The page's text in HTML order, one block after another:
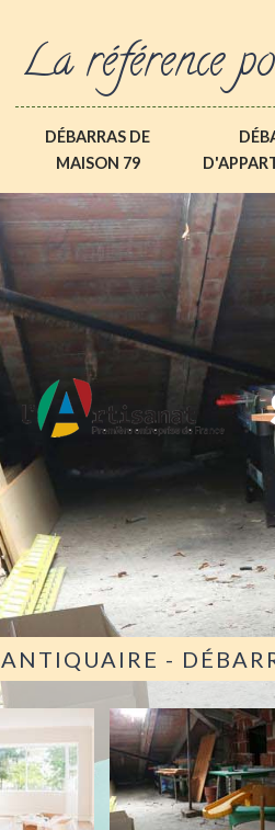
La référence
DÉBARRAS DE
MAISON 79
ANTIQUAIRE -